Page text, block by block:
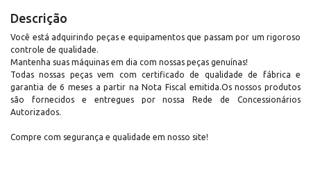
Descrição
Você está adquirindo peças e equipamentos que passam por um rigoroso
controle de qualidade.
Mantenha suas máquinas em dia com nossas peças genuínas!
Todas nossas peças vem com certificado de qualidade de fábrica e
garantia de 6 meses a partir na Nota Fiscal emitida.Os nossos produtos
são fornecidos e entregues por nossa Rede de Concessionários
Autorizados.
Compre com segurança e qualidade em nosso site!